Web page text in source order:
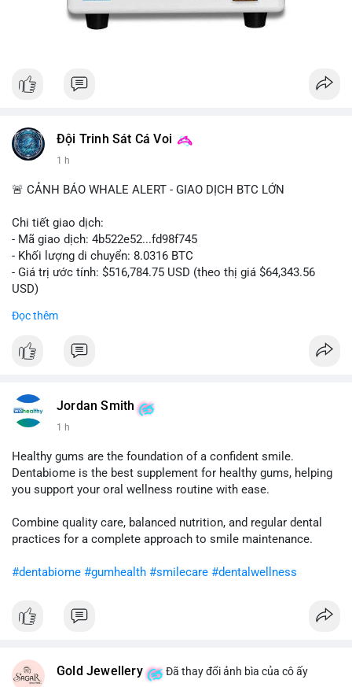
Đội Trinh Sát Cá Voi
1 h
🚨 CẢNH BÁO WHALE ALERT - GIAO DỊCH BTC LỚN
Chi tiết giao dịch:
- Mã giao dịch: 4b522e52...fd98f745
- Khối lượng di chuyển: 8.0316 BTC
- Giá trị ước tính: $516,784.75 USD (theo thị giá $64,343.56
USD)
Khối lượng 8.0316 BTC tương đương hơn nửa triệu USD được
tài sản giữa các ví nóng hoặc chuyển lên sàn giao dịch để
chuẩn bị thanh khoản. Động thái này có thể tạo áp lực bán
trong phiên giao dịch châu Á.
Lời khuyên cho nhà đầu tư nhỏ lẻ: Theo dõi sát xác nhận của
Nếu BTC tiếp tục bị đẩy lên sàn với khối lượng tương tự, hãy
cân nhắc giảm tỷ trọng đòn bẩy và chờ xu hướng rõ ràng trước
Đọc thêm
Jordan Smith
1 h
Healthy gums are the foundation of a confident smile.
Dentabiome is the best supplement for healthy gums, helping
you support your oral wellness routine with ease.
Combine quality care, balanced nutrition, and regular dental
practices for a complete approach to smile maintenance.
#dentabiome #gumhealth #smilecare #dentalwellness
Gold Jewellery Đã thay đổi ảnh bìa của cô ấy